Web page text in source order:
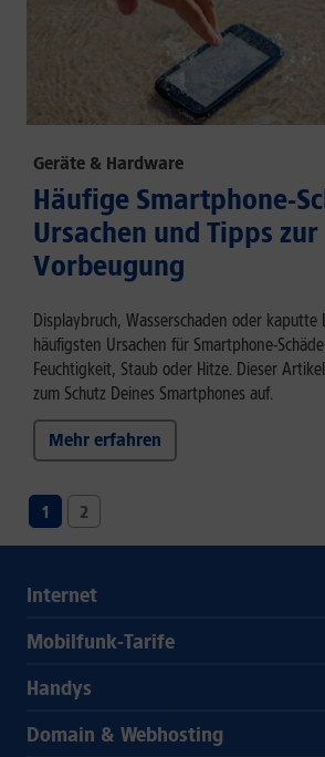
Geräte & Hardware
Häufige Smartphone-
Ursachen und Tipps zur
Vorbeugung
Displaybruch, Wasserschaden oder kaputte
häufigsten Ursachen für Smartphone-
Feuchtigkeit, Staub oder Hitze. Dieser
zum Schutz Deines Smartphones auf.
Mehr erfahren
1 2
Internet
Mobilfunk-Tarife
Handys
Domain & Webhosting